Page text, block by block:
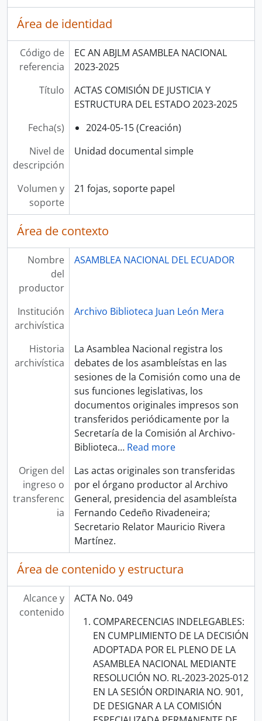
Área de identidad
Código de
referencia
EC AN ABJLM ASAMBLEA NACIONAL
2023-2025
Título
ACTAS COMISIÓN DE JUSTICIA Y
ESTRUCTURA DEL ESTADO 2023-2025
Fecha(s)
2024-05-15 (Creación)
Nivel de
descripción
Unidad documental simple
Volumen y
soporte
21 fojas, soporte papel
Área de contexto
Nombre
del
productor
ASAMBLEA NACIONAL DEL ECUADOR
Institución
archivística
Archivo Biblioteca Juan León Mera
Historia
archivística
La Asamblea Nacional registra los
debates de los asambleístas en las
sesiones de la Comisión como una de
sus funciones legislativas, los
documentos originales impresos son
transferidos periódicamente por la
Secretaría de la Comisión al Archivo-
Biblioteca… Read more
Origen del
ingreso o
transferenc
ia
Las actas originales son transferidas
por el órgano productor al Archivo
General, presidencia del asambleísta
Fernando Cedeño Rivadeneira;
Secretario Relator Mauricio Rivera
Martínez.
Área de contenido y estructura
Alcance y
contenido
ACTA No. 049
COMPARECENCIAS INDELEGABLES:
EN CUMPLIMIENTO DE LA DECISIÓN
ADOPTADA POR EL PLENO DE LA
ASAMBLEA NACIONAL MEDIANTE
RESOLUCIÓN NO. RL-2023-2025-012
EN LA SESIÓN ORDINARIA NO. 901,
DE DESIGNAR A LA COMISIÓN